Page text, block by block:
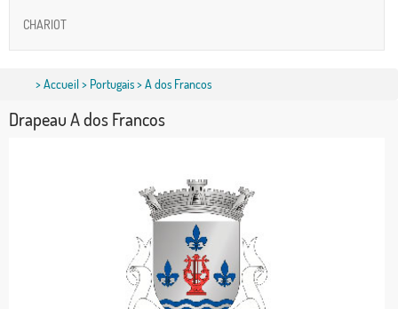
CHARIOT
>Accueil> Portugais> A dos Francos
Drapeau A dos Francos